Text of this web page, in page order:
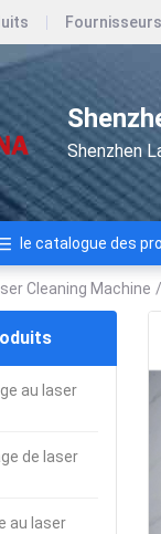
Fournisseurs
Shenzhen
le catalogue des
Cleaning Machine /
au laser
de laser
au laser